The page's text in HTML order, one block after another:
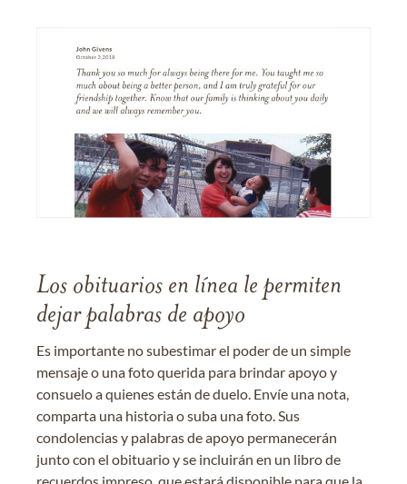
Los obituarios en línea le permiten
dejar palabras de apoyo
Es importante no subestimar el poder de un simple
mensaje o una foto querida para brindar apoyo y
consuelo a quienes están de duelo. Envíe una nota,
comparta una historia o suba una foto. Sus
condolencias y palabras de apoyo permanecerán
junto con el obituario y se incluirán en un libro de